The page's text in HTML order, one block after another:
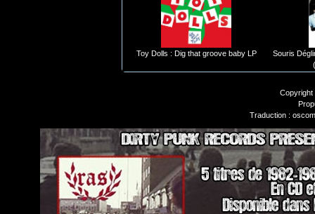
Toy Dolls : Dig that groove baby LP
Souris
Traduction :